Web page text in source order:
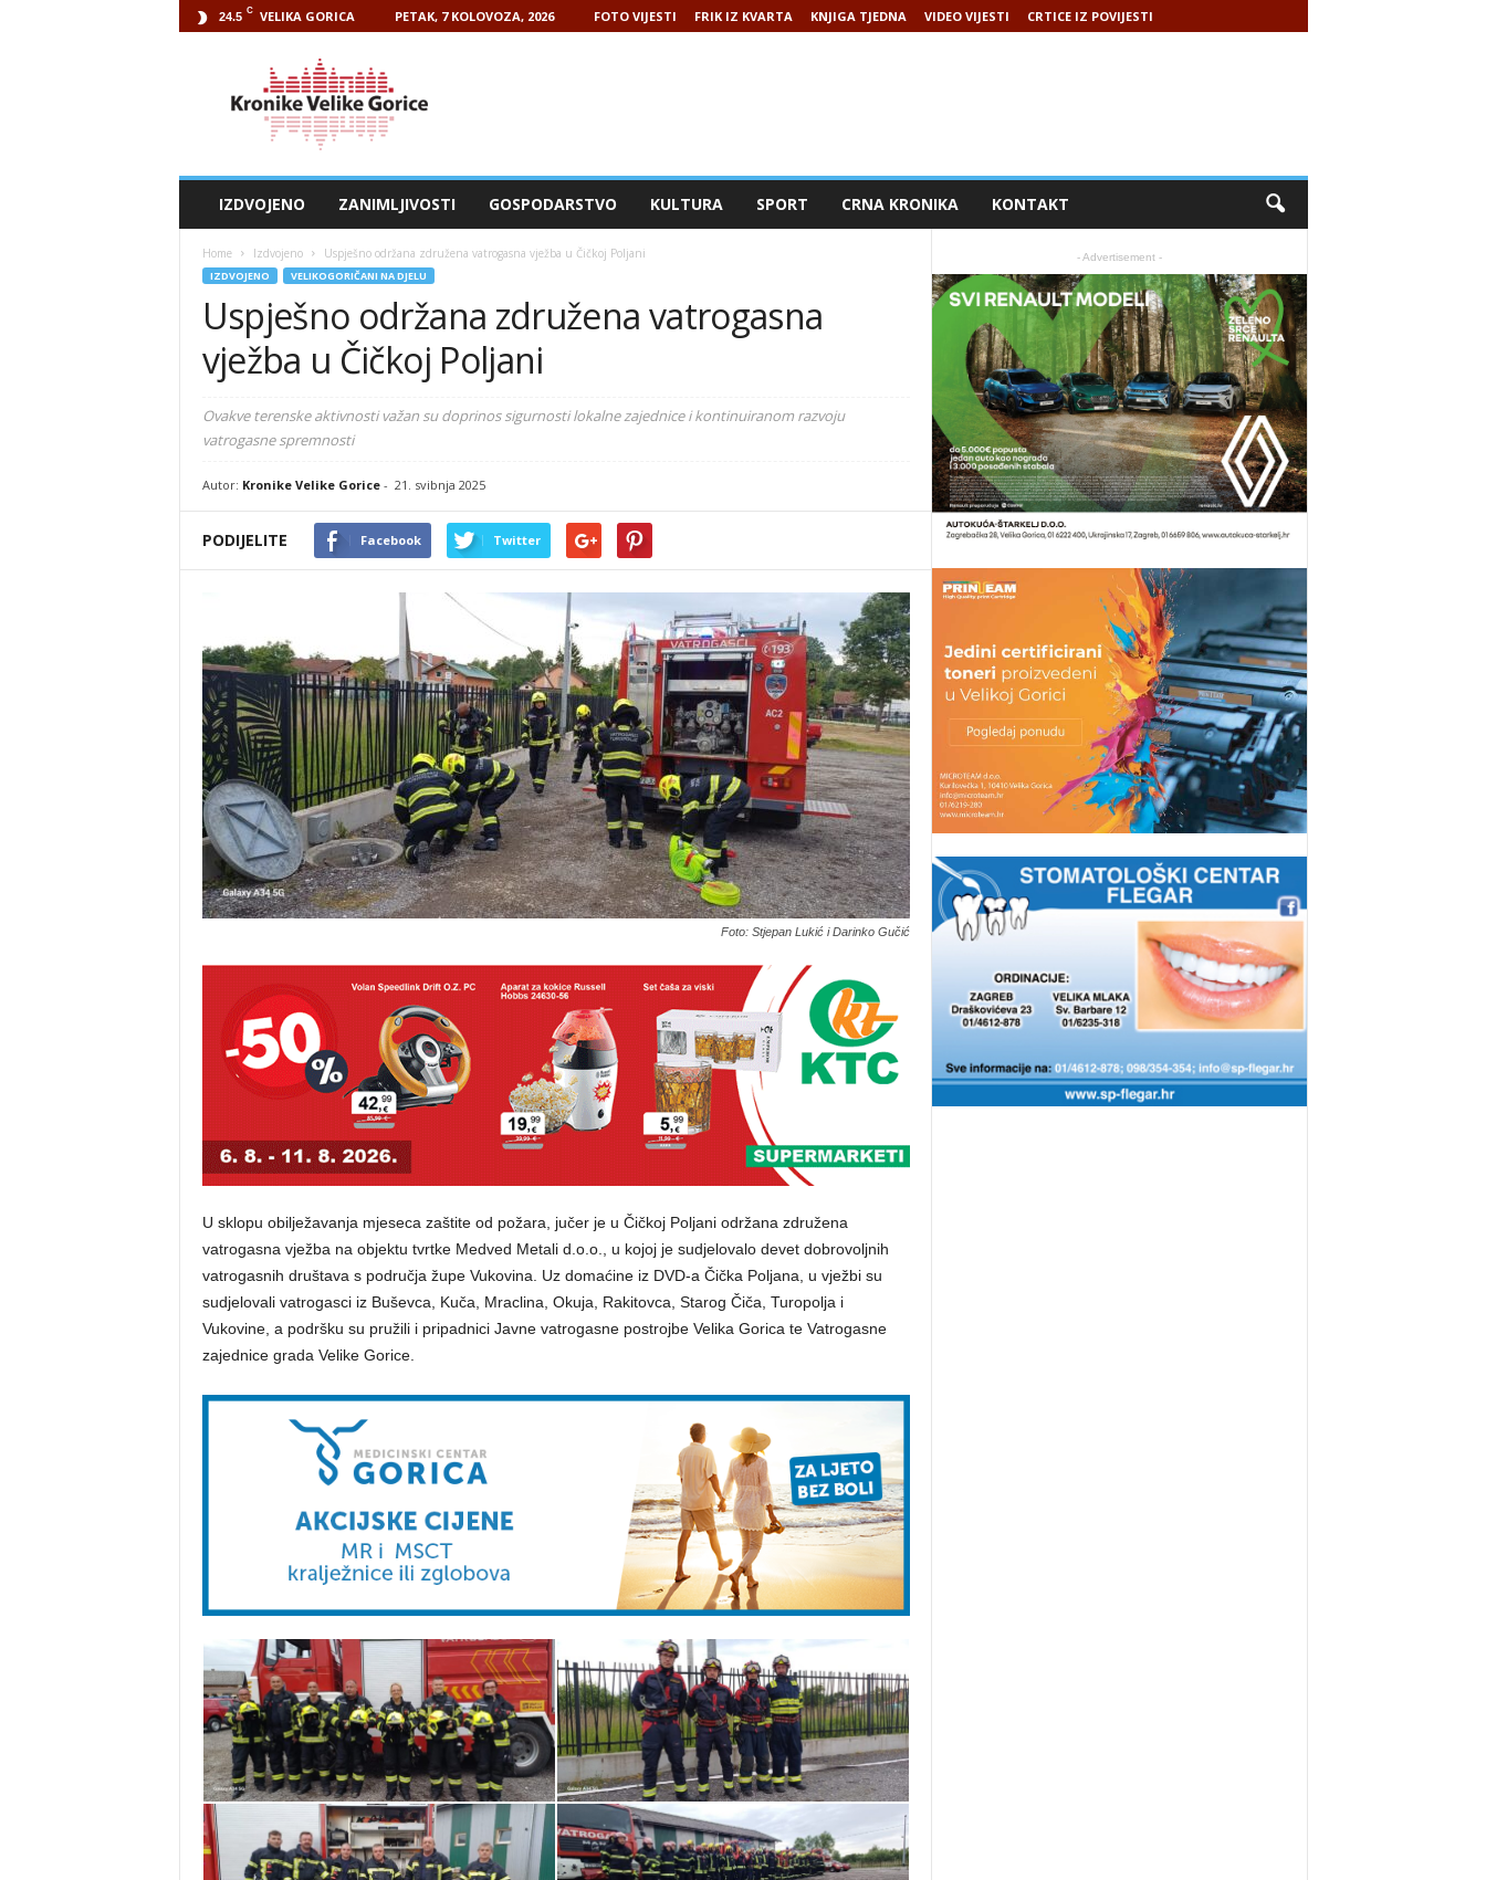
24.5 C VELIKA GORICA PETAK, 7 KOLOVOZA, 2026 FOTO VIJESTI FRIK IZ KVARTA KNJIGA TJEDNA VIDEO VIJESTI CRTICE IZ POVIJESTI
IZDVOJENO ZANIMLJIVOSTI GOSPODARSTVO KULTURA SPORT CRNA KRONIKA KONTAKT
Home Izdvojeno Uspješno održana združena vatrogasna vježba u Čičkoj Poljani
IZDVOJENO VELIKOGORIČANI NA DJELU
Uspješno održana združena vatrogasna
vježba u Čičkoj Poljani
Ovakve terenske aktivnosti važan su doprinos sigurnosti lokalne zajednice i kontinuiranom razvoju
vatrogasne spremnosti
Autor: Kronike Velike Gorice- 21. svibnja 2025
PODIJELITE Facebook Twitter
Foto: Stjepan Lukić i Darinko Gučić
U sklopu obilježavanja mjeseca zaštite od požara, jučer je u Čičkoj Poljani održana združena
vatrogasna vježba na objektu tvrtke Medved Metali d.o.o., u kojoj je sudjelovalo devet dobrovoljnih
vatrogasnih društava s područja župe Vukovina. Uz domaćine iz DVD-a Čička Poljana, u vježbi su
sudjelovali vatrogasci iz Buševca, Kuča, Mraclina, Okuja, Rakitovca, Starog Čiča, Turopolja i
Vukovine, a podršku su pružili i pripadnici Javne vatrogasne postrojbe Velika Gorica te Vatrogasne
zajednice grada Velike Gorice.
- Advertisement -